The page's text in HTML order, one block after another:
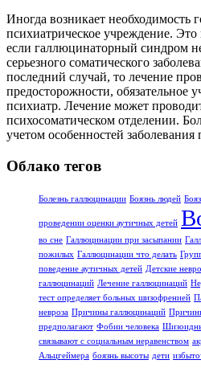
Иногда возникает необходимость
психиатрическое учреждение.
если галлюцинаторный синдром
серьезного соматического
последний случай, то лечение
предосторожности, обязательное
психиатр. Лечение может
психосоматическом отделении.
учетом особенностей заболевания
Облако тегов
Болезнь галлюцинации Боязнь людей
проведении оценки аутичных детей
во сне Галлюцинации при засыпании
пожилых Галлюцинации что делать
поведение аутичных детей Детские
галлюцинаций Лечение галлюцинаций
тест определяет больных шизофренией
невроза Причины галлюцинаций
предполагают Фобии человека
связывают с социальным неравенством
Альцгеймера боязнь высоты дети